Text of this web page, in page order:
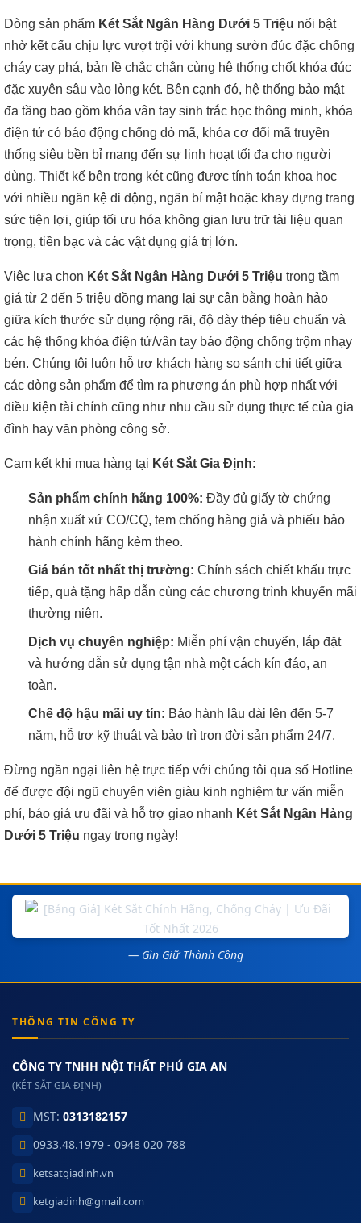
Dòng sản phẩm Két Sắt Ngân Hàng Dưới 5 Triệu nổi bật
nhờ kết cấu chịu lực vượt trội với khung sườn đúc đặc chống
cháy cạy phá, bản lề chắc chắn cùng hệ thống chốt khóa đúc
đặc xuyên sâu vào lòng két. Bên cạnh đó, hệ thống bảo mật
đa tầng bao gồm khóa vân tay sinh trắc học thông minh, khóa
điện tử có báo động chống dò mã, khóa cơ đổi mã truyền
thống siêu bền bỉ mang đến sự linh hoạt tối đa cho người
dùng. Thiết kế bên trong két cũng được tính toán khoa học
với nhiều ngăn kệ di động, ngăn bí mật hoặc khay đựng trang
sức tiện lợi, giúp tối ưu hóa không gian lưu trữ tài liệu quan
trọng, tiền bạc và các vật dụng giá trị lớn.
Việc lựa chọn Két Sắt Ngân Hàng Dưới 5 Triệu trong tầm
giá từ 2 đến 5 triệu đồng mang lại sự cân bằng hoàn hảo
giữa kích thước sử dụng rộng rãi, độ dày thép tiêu chuẩn và
các hệ thống khóa điện tử/vân tay báo động chống trộm nhạy
bén. Chúng tôi luôn hỗ trợ khách hàng so sánh chi tiết giữa
các dòng sản phẩm để tìm ra phương án phù hợp nhất với
điều kiện tài chính cũng như nhu cầu sử dụng thực tế của gia
đình hay văn phòng công sở.
Cam kết khi mua hàng tại Két Sắt Gia Định:
Sản phẩm chính hãng 100%: Đầy đủ giấy tờ chứng
nhận xuất xứ CO/CQ, tem chống hàng giả và phiếu bảo
hành chính hãng kèm theo.
Giá bán tốt nhất thị trường: Chính sách chiết khấu trực
tiếp, quà tặng hấp dẫn cùng các chương trình khuyến mãi
thường niên.
Dịch vụ chuyên nghiệp: Miễn phí vận chuyển, lắp đặt
và hướng dẫn sử dụng tận nhà một cách kín đáo, an
toàn.
Chế độ hậu mãi uy tín: Bảo hành lâu dài lên đến 5-7
năm, hỗ trợ kỹ thuật và bảo trì trọn đời sản phẩm 24/7.
Đừng ngần ngại liên hệ trực tiếp với chúng tôi qua số Hotline
để được đội ngũ chuyên viên giàu kinh nghiệm tư vấn miễn
phí, báo giá ưu đãi và hỗ trợ giao nhanh Két Sắt Ngân Hàng
Dưới 5 Triệu ngay trong ngày!
— Gìn Giữ Thành Công
THÔNG TIN CÔNG TY
CÔNG TY TNHH NỘI THẤT PHÚ GIA AN
(KÉT SẮT GIA ĐỊNH)
MST: 0313182157
0933.48.1979 - 0948 020 788
ketsatgiadinh.vn
ketgiadinh@gmail.com